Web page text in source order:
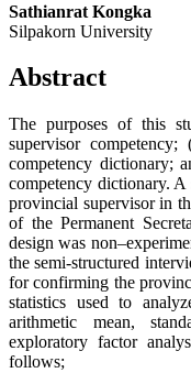
Sathianrat Kongka
Silpakorn University
Abstract
The purposes of this
supervisor
competency dictionary;
competency dictionary.
provincial supervisor in
of the Permanent
design was
the semi-structured
for confirming the
statistics used to
arithmetic mean,
exploratory factor
follows;